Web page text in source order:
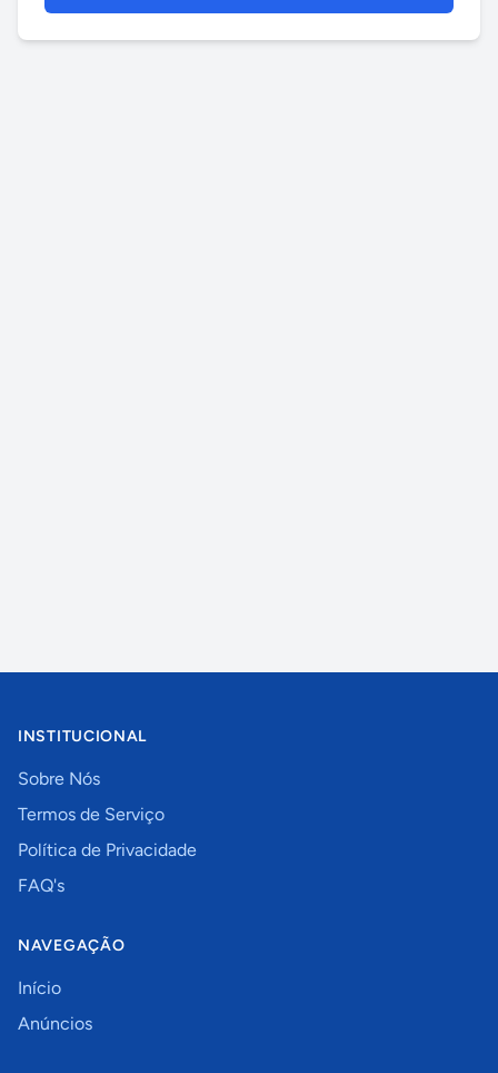
INSTITUCIONAL
Sobre Nós
Termos de Serviço
Política de Privacidade
FAQ's
NAVEGAÇÃO
Início
Anúncios